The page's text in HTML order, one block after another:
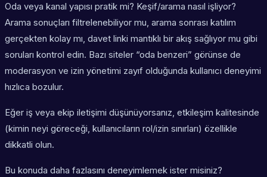
Oda veya kanal yapısı pratik mi? Keşif/arama nasıl işliyor?
Arama sonuçları filtrelenebiliyor mu, arama sonrası katılım
gerçekten kolay mı, davet linki mantıklı bir akış sağlıyor mu gibi
soruları kontrol edin. Bazı siteler “oda benzeri” görünse de
moderasyon ve izin yönetimi zayıf olduğunda kullanıcı deneyimi
hızlıca bozulur.
Eğer iş veya ekip iletişimi düşünüyorsanız, etkileşim kalitesinde
(kimin neyi göreceği, kullanıcıların rol/izin sınırları) özellikle
dikkatli olun.
Bu konuda daha fazlasını deneyimlemek ister misiniz?